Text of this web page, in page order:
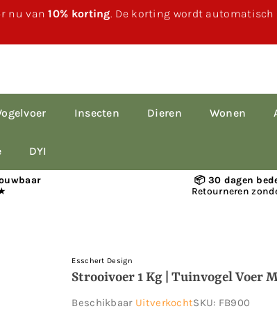
nu van10% korting. De korting wordt
Insecten Dieren Wonen
DYI
📦 30 dagen
Retourneren
Esschert Design
Strooivoer 1 Kg | Tuinvogel Voer
Beschikbaar UitverkochtSKU: FB900